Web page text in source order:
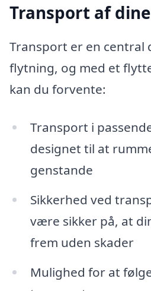
Transport af
Transport er en central
flytning, og med et
kan du forvente:
Transport i
designet til at
genstande
Sikkerhed ved
være sikker på, at
frem uden skader
Mulighed for at